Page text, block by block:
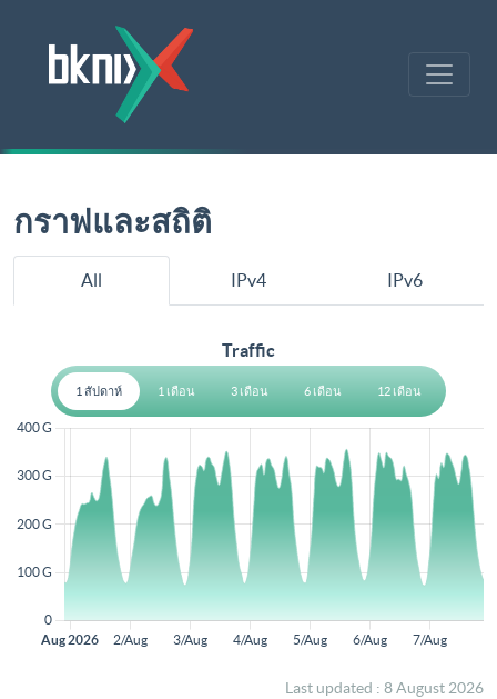
กราฟและสถิติ
All IPv4 IPv6
Traffic
1 สัปดาห์ 1 เดือน 3 เดือน 6 เดือน 12 เดือน
Last updated : 8 August 2026